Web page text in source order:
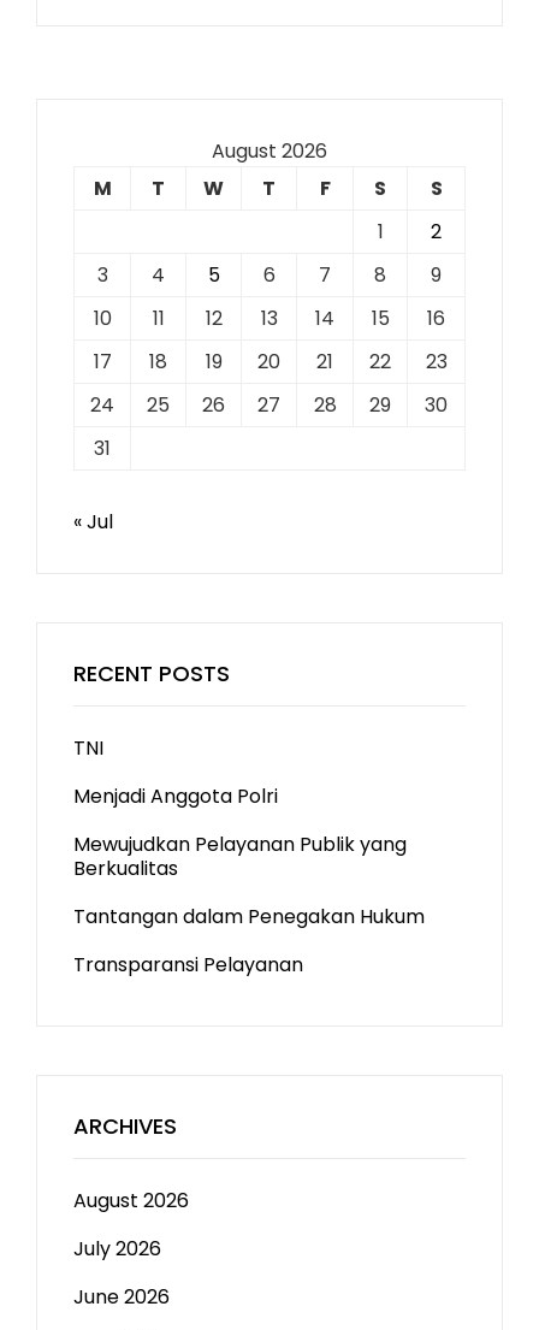
August 2026
M
T W T F S
S
1
2
3
4 5 6 7 8
9
10
11 12 13 14 15
16
17
18 19 20 21 22
23
24
25 26 27 28 29
30
31
« Jul
RECENT POSTS
TNI
Menjadi Anggota Polri
Mewujudkan Pelayanan Publik yang
Berkualitas
Tantangan dalam Penegakan Hukum
Transparansi Pelayanan
ARCHIVES
August 2026
July 2026
June 2026